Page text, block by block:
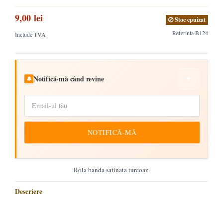
ReferintaB124
Stoc epuizat
9,00 lei
Include TVA
🔔 Notifică-mă când revine
NOTIFICĂ-MĂ
Rola banda satinata turcoaz.
Descriere